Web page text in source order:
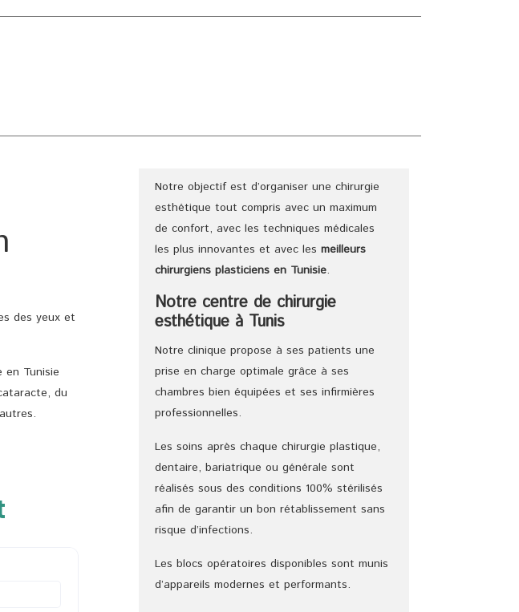
des yeux et
en Tunisie
du
Notre objectif est d’organiser une chirurgie
esthétique tout compris avec un maximum
de confort, avec les techniques médicales
les plus innovantes et avec lesmeilleurs
chirurgiens plasticiens en Tunisie.
Notre centre de chirurgie
esthétique à Tunis
Notre clinique propose à ses patients une
prise en charge optimale grâce à ses
chambres bien équipées et ses infirmières
professionnelles.
Les soins après chaque chirurgie plastique,
dentaire, bariatrique ou générale sont
réalisés sous des conditions 100% stérilisés
afin de garantir un bon rétablissement sans
risque d’infections.
Les blocs opératoires disponibles sont munis
d’appareils modernes et performants.